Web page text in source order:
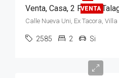
VENTA
Venta, Casa, 2 Pisos,
Calle Nueva Uni, Ex Tacora,
2585 2 Si